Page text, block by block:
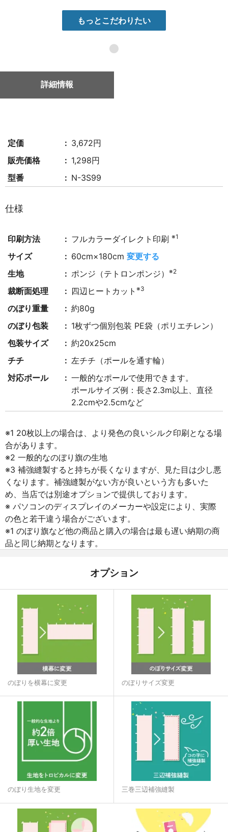
もっとこだわりたい
●
詳細情報
定価
3,672円
販売価格
1,298円
型番
N-3S99
仕様
印刷方法 フルカラーダイレクト印刷※1
サイズ 60cm×180cm変更する
生地
ポンジ（テトロンポンジ）※2
裁断面処理 四辺ヒートカット※3
のぼり重量
約80g
のぼり包装
1枚ずつ個別包装 PE袋（ポリエチレン）
包装サイズ
約20x25cm
チチ
左チチ（ポールを通す輪）
対応ポール
一般的なポールで使用できます。
ポールサイズ例：長さ2.3m以上、直径
2.2cmや2.5cmなど
※1 20枚以上の場合は、より発色の良いシルク印刷となる場
合があります。
※2 一般的なのぼり旗の生地
※3 補強縫製すると持ちが長くなりますが、見た目は少し悪
くなります。補強縫製がない方が良いという方も多いた
め、当店では別途オプションで提供しております。
※ パソコンのディスプレイのメーカーや設定により、実際
の色と若干違う場合がございます。
※1 のぼり旗など他の商品と購入の場合は最も遅い納期の商
品と同じ納期となります。
オプション
のぼりを横幕に変更 のぼりサイズ変更
のぼり生地を変更 三巻三辺補強縫製